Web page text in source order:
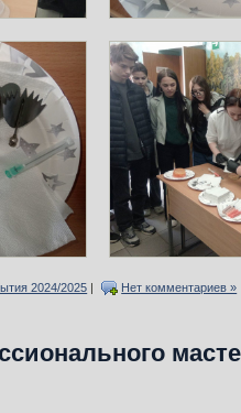
2024/2025 | Нет комментариев »